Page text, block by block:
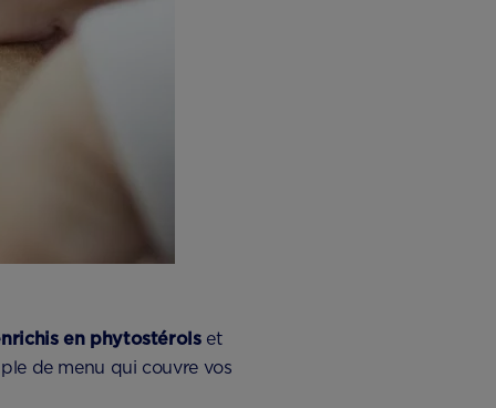
en phytostérolset
de menu qui couvre vos